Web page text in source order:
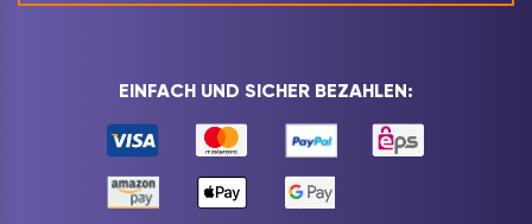
EINFACH UND SICHER BEZAHLEN: